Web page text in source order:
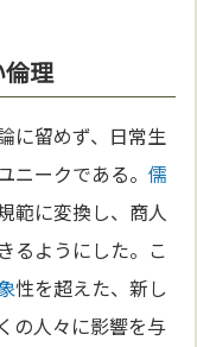
理
に留めず、日常生
ニークである。儒
範に変換し、商人
るようにした。こ
性を超えた、新し
の人々に影響を与